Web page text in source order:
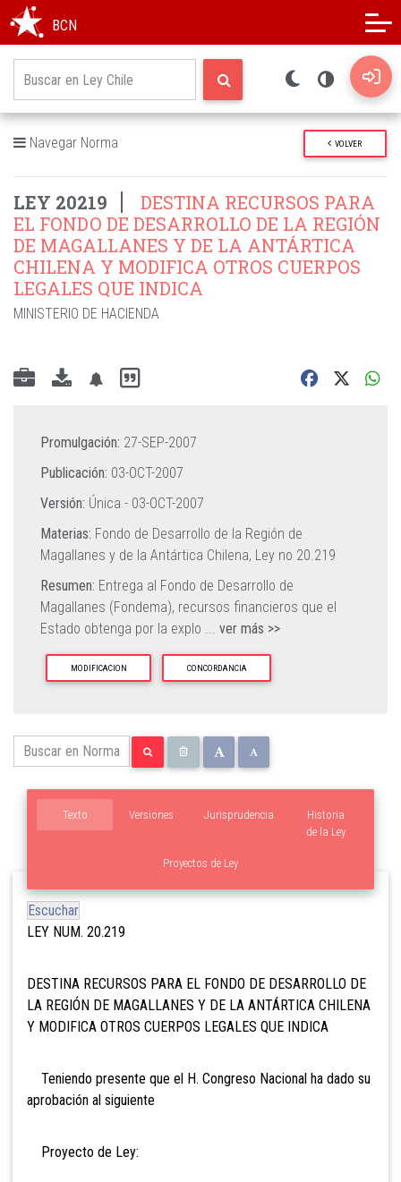
BCN
Navegar Norma VOLVER
LEY 20219
DESTINA RECURSOS PARA
EL FONDO DE DESARROLLO DE LA REGIÓN
DE MAGALLANES Y DE LA ANTÁRTICA
CHILENA Y MODIFICA OTROS CUERPOS
LEGALES QUE INDICA
MINISTERIO DE HACIENDA
Promulgación: 27-SEP-2007
Publicación: 03-OCT-2007
Versión: Única - 03-OCT-2007
Materias: Fondo de Desarrollo de la Región de
Magallanes y de la Antártica Chilena, Ley no 20.219
Resumen: Entrega al Fondo de Desarrollo de
Magallanes (Fondema), recursos financieros que el
Estado obtenga por la explo ... ver más >>
MODIFICACION CONCORDANCIA
Texto Versiones
Proyectos de Ley
Jurisprudencia
Historia
de la Ley
Escuchar
LEY NUM. 20.219
DESTINA RECURSOS PARA EL FONDO DE DESARROLLO DE
LA REGIÓN DE MAGALLANES Y DE LA ANTÁRTICA CHILENA
Y MODIFICA OTROS CUERPOS LEGALES QUE INDICA
Teniendo presente que el H. Congreso Nacional ha dado su
aprobación al siguiente
Proyecto de Ley: